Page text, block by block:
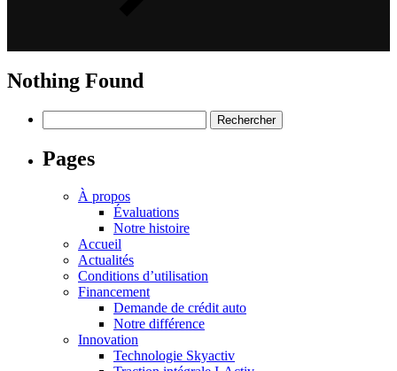
Nothing Found
Pages
À propos
Évaluations
Notre histoire
Accueil
Actualités
Conditions d’utilisation
Financement
Demande de crédit auto
Notre différence
Innovation
Technologie Skyactiv